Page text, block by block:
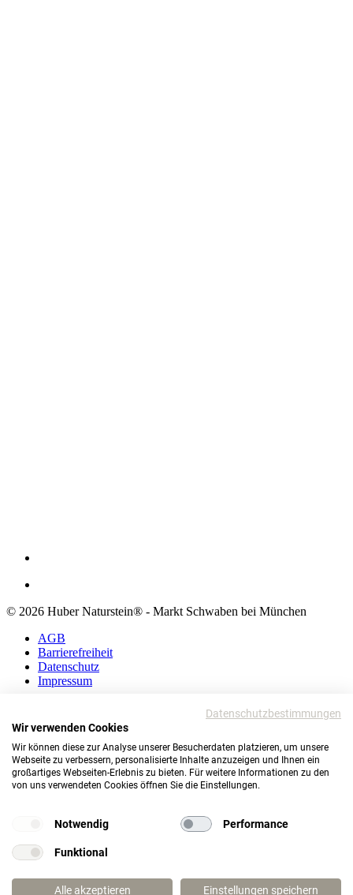
© 2026 Huber Naturstein® - Markt Schwaben bei München
AGB
Barrierefreiheit
Datenschutz
Impressum
Barrierefreiheit
Datenschutz
Impressum
© 2026 Huber Naturstein®
Markt Schwaben bei München
Datenschutzbestimmungen
Wir verwenden Cookies
Wir können diese zur Analyse unserer Besucherdaten platzieren, um unsere
Webseite zu verbessern, personalisierte Inhalte anzuzeigen und Ihnen ein
großartiges Webseiten-Erlebnis zu bieten. Für weitere Informationen zu den
von uns verwendeten Cookies öffnen Sie die Einstellungen.
Notwendig Performance
Funktional
Alle akzeptieren Einstellungen speichern